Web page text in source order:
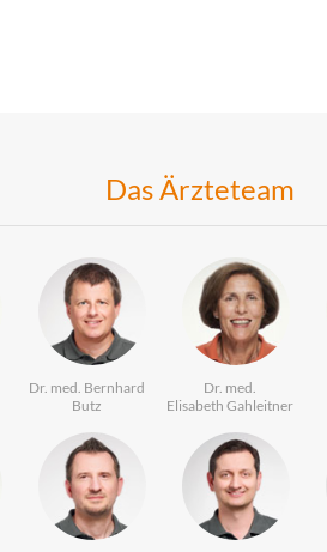
Das Ärzteteam
Dr. med. Bernhard
Butz
Dr. med.
Elisabeth Gahleitner